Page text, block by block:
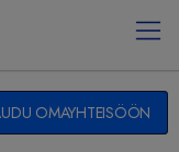
OMAYHTEISÖÖN